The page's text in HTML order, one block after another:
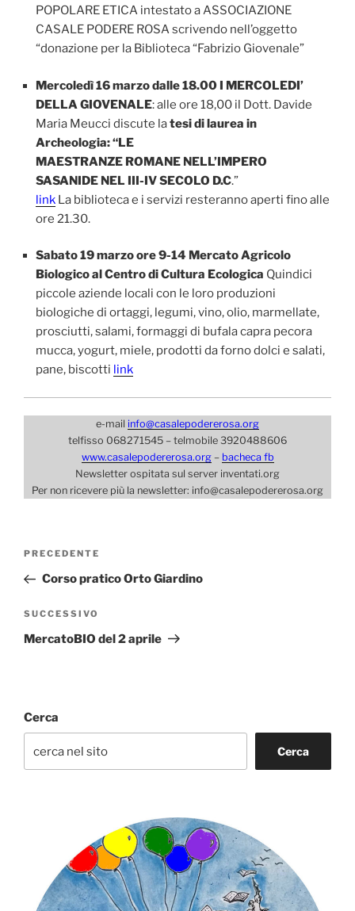
POPOLARE ETICA intestato a ASSOCIAZIONE
CASALE PODERE ROSA scrivendo nell’oggetto
“donazione per la Biblioteca “Fabrizio Giovenale”
Mercoledì 16 marzo dalle 18.00 I MERCOLEDI’
DELLA GIOVENALE: alle ore 18,00 il Dott. Davide
Maria Meucci discute latesi di laurea in
Archeologia: “LE
MAESTRANZE ROMANE NELL’IMPERO
SASANIDE NEL III-IV SECOLO D.C.”
link La biblioteca e i servizi resteranno aperti fino alle
ore 21.30.
Sabato 19 marzo ore 9-14 Mercato Agricolo
Biologico al Centro di Cultura Ecologica Quindici
piccole aziende locali con le loro produzioni
biologiche di ortaggi, legumi, vino, olio, marmellate,
prosciutti, salami, formaggi di bufala capra pecora
mucca, yogurt, miele, prodotti da forno dolci e salati,
pane, biscotti link
e-mail info@casalepodererosa.org
telfisso 068271545 – telmobile 3920488606
www.casalepodererosa.org– bacheca fb
Newsletter ospitata sul server inventati.org
Per non ricevere più la newsletter: info@casalepodererosa.org
Navigazione
Articolo
precedente:
PRECEDENTE
Corso pratico Orto Giardino
Articolo
successivo
SUCCESSIVO
MercatoBIO del 2 aprile
Cerca
Cerca